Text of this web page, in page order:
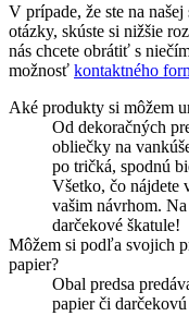
V prípade, že ste na
otázky, skúste si nižšie
nás chcete obrátiť s
možnosť kontaktného
Aké produkty si môžem
Od dekoračných
obliečky na
po tričká, spodnú
Všetko, čo nájdete
vašim návrhom.
darčekové škatule!
Môžem si podľa svojich
papier?
Obal predsa
papier či